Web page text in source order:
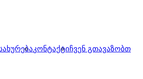
კონტაქტიჩვენ გთავაზობთ